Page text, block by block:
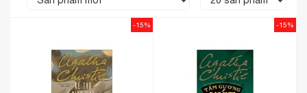
-15% -15%